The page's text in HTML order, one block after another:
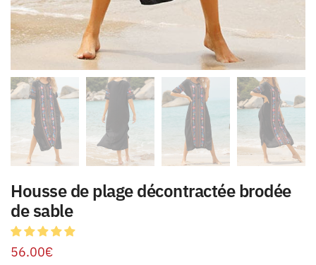
Housse de plage décontractée brodée
de sable
56.00€